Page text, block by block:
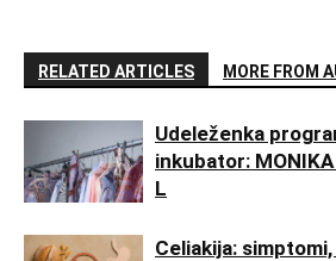
RELATED ARTICLES MORE FROM
Udeleženka
inkubator:
L
Celiakija: